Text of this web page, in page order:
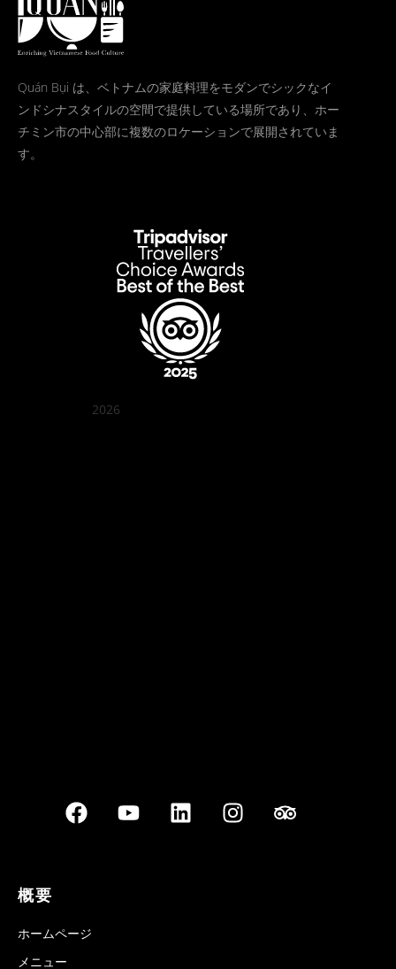
Quán Bụi は、ベトナムの家庭料理をモダンでシックなイ
ンドシナスタイルの空間で提供している場所であり、ホー
チミン市の中心部に複数のロケーションで展開されていま
す。
2026
概要
ホームページ
メニュー